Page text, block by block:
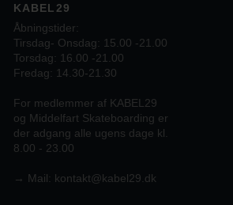
KABEL29
Åbningstider:
Tirsdag- Onsdag: 15.00 -21.00
Torsdag: 16.00 -21.00
Fredag: 14.30-21.30
For medlemmer af KABEL29
og Middelfart Skateboarding er
der adgang alle ugens dage kl.
8.00 - 23.00
→ Mail: kontakt@kabel29.dk